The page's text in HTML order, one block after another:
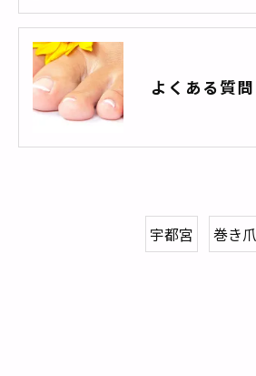
よくある質問
宇都宮 巻き爪